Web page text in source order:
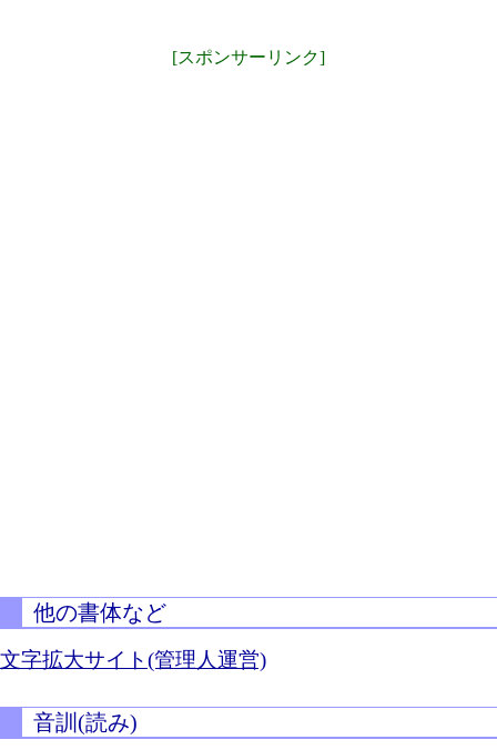
[スポンサーリンク]
他の書体など
文字拡大サイト(管理人運営)
音訓(読み)